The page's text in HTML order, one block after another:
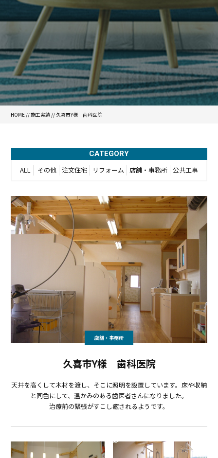
HOME //施工実績 //久喜市Y様 歯科医院
CATEGORY
ALL その他 注文住宅 リフォーム 店舗・事務所 公共工事
店舗・事務所
久喜市Y様 歯科医院
天井を高くして木材を渡し、そこに照明を設置しています。床や収納
と同色にして、温かみのある歯医者さんになりました。
治療前の緊張がすこし癒されるようです。